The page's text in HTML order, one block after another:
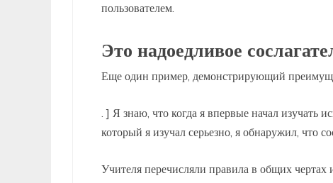
пользователем.
Это надоедливое
Еще один пример, демонстрирующий
. ] Я знаю, что когда я впервые начал
который я изучал серьезно, я обнаружил, что
Учителя перечисляли правила в общих